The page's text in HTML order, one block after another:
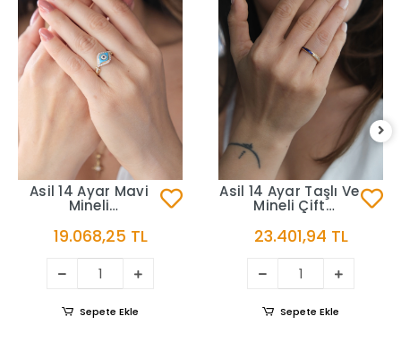
Asil 14 Ayar Mavi
Mineli
YZK3427
19.068,25 TL
Sepete Ekle
Asil 14 Ayar Taşlı Ve
Mineli Çift
YZK3232
23.401,94 TL
Sepete Ekle